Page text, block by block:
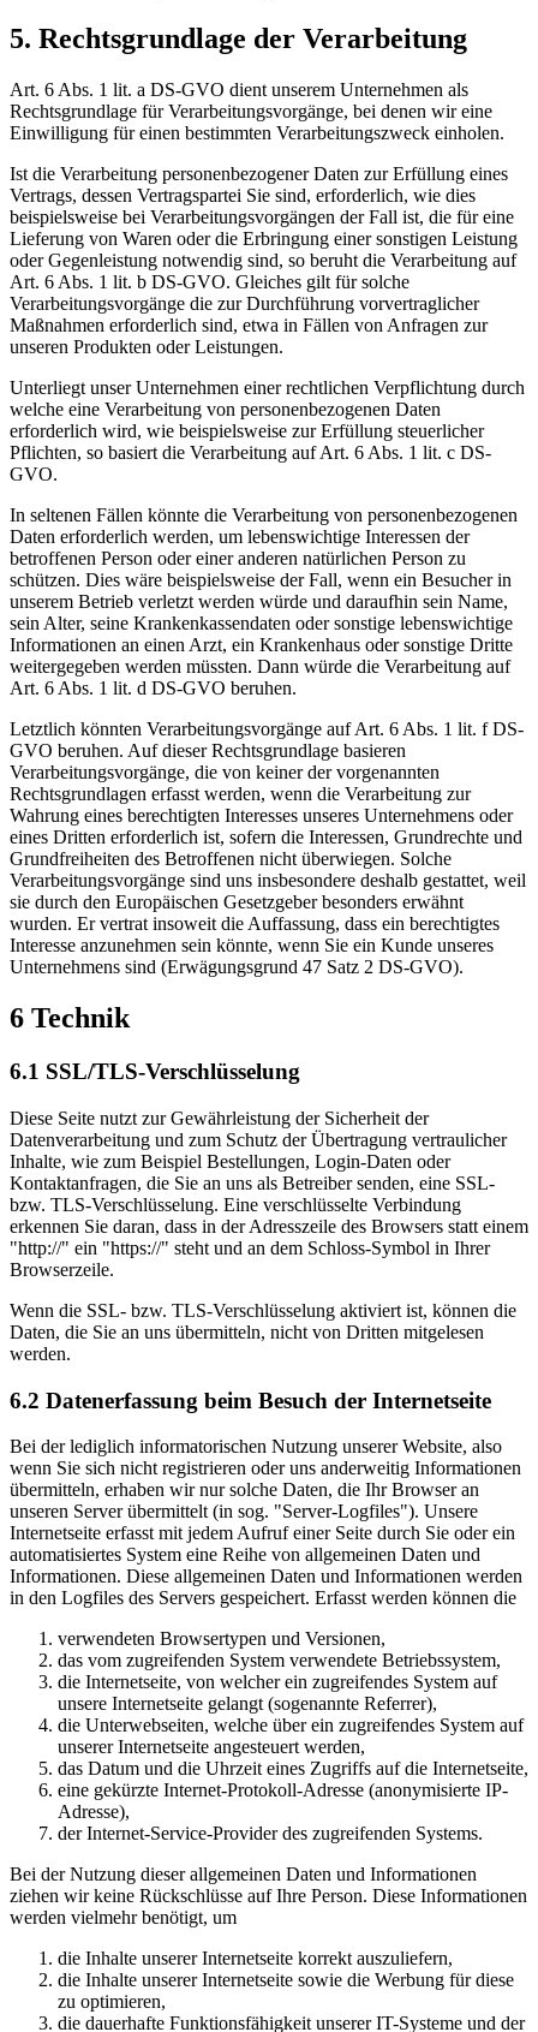
5. Rechtsgrundlage der Verarbeitung
Art. 6 Abs. 1 lit. a DS-GVO dient unserem Unternehmen als
Rechtsgrundlage für Verarbeitungsvorgänge, bei denen wir eine
Einwilligung für einen bestimmten Verarbeitungszweck einholen.
Ist die Verarbeitung personenbezogener Daten zur Erfüllung eines
Vertrags, dessen Vertragspartei Sie sind, erforderlich, wie dies
beispielsweise bei Verarbeitungsvorgängen der Fall ist, die für eine
Lieferung von Waren oder die Erbringung einer sonstigen Leistung
oder Gegenleistung notwendig sind, so beruht die Verarbeitung auf
Art. 6 Abs. 1 lit. b DS-GVO. Gleiches gilt für solche
Verarbeitungsvorgänge die zur Durchführung vorvertraglicher
Maßnahmen erforderlich sind, etwa in Fällen von Anfragen zur
unseren Produkten oder Leistungen.
Unterliegt unser Unternehmen einer rechtlichen Verpflichtung durch
welche eine Verarbeitung von personenbezogenen Daten
erforderlich wird, wie beispielsweise zur Erfüllung steuerlicher
Pflichten, so basiert die Verarbeitung auf Art. 6 Abs. 1 lit. c DS-
GVO.
In seltenen Fällen könnte die Verarbeitung von personenbezogenen
Daten erforderlich werden, um lebenswichtige Interessen der
betroffenen Person oder einer anderen natürlichen Person zu
schützen. Dies wäre beispielsweise der Fall, wenn ein Besucher in
unserem Betrieb verletzt werden würde und daraufhin sein Name,
sein Alter, seine Krankenkassendaten oder sonstige lebenswichtige
Informationen an einen Arzt, ein Krankenhaus oder sonstige Dritte
weitergegeben werden müssten. Dann würde die Verarbeitung auf
Art. 6 Abs. 1 lit. d DS-GVO beruhen.
Letztlich könnten Verarbeitungsvorgänge auf Art. 6 Abs. 1 lit. f DS-
GVO beruhen. Auf dieser Rechtsgrundlage basieren
Verarbeitungsvorgänge, die von keiner der vorgenannten
Rechtsgrundlagen erfasst werden, wenn die Verarbeitung zur
Wahrung eines berechtigten Interesses unseres Unternehmens oder
eines Dritten erforderlich ist, sofern die Interessen, Grundrechte und
Grundfreiheiten des Betroffenen nicht überwiegen. Solche
Verarbeitungsvorgänge sind uns insbesondere deshalb gestattet, weil
sie durch den Europäischen Gesetzgeber besonders erwähnt
wurden. Er vertrat insoweit die Auffassung, dass ein berechtigtes
Interesse anzunehmen sein könnte, wenn Sie ein Kunde unseres
Unternehmens sind (Erwägungsgrund 47 Satz 2 DS-GVO).
6 Technik
6.1 SSL/TLS-Verschlüsselung
Diese Seite nutzt zur Gewährleistung der Sicherheit der
Datenverarbeitung und zum Schutz der Übertragung vertraulicher
Inhalte, wie zum Beispiel Bestellungen, Login-Daten oder
Kontaktanfragen, die Sie an uns als Betreiber senden, eine SSL-
bzw. TLS-Verschlüsselung. Eine verschlüsselte Verbindung
erkennen Sie daran, dass in der Adresszeile des Browsers statt einem
"http://" ein "https://" steht und an dem Schloss-Symbol in Ihrer
Browserzeile.
Wenn die SSL- bzw. TLS-Verschlüsselung aktiviert ist, können die
Daten, die Sie an uns übermitteln, nicht von Dritten mitgelesen
werden.
6.2 Datenerfassung beim Besuch der Internetseite
Bei der lediglich informatorischen Nutzung unserer Website, also
wenn Sie sich nicht registrieren oder uns anderweitig Informationen
übermitteln, erhaben wir nur solche Daten, die Ihr Browser an
unseren Server übermittelt (in sog. "Server-Logfiles"). Unsere
Internetseite erfasst mit jedem Aufruf einer Seite durch Sie oder ein
automatisiertes System eine Reihe von allgemeinen Daten und
Informationen. Diese allgemeinen Daten und Informationen werden
in den Logfiles des Servers gespeichert. Erfasst werden können die
verwendeten Browsertypen und Versionen,
das vom zugreifenden System verwendete Betriebssystem,
die Internetseite, von welcher ein zugreifendes System auf
unsere Internetseite gelangt (sogenannte Referrer),
die Unterwebseiten, welche über ein zugreifendes System auf
unserer Internetseite angesteuert werden,
das Datum und die Uhrzeit eines Zugriffs auf die Internetseite,
eine gekürzte Internet-Protokoll-Adresse (anonymisierte IP-
Adresse),
der Internet-Service-Provider des zugreifenden Systems.
Bei der Nutzung dieser allgemeinen Daten und Informationen
ziehen wir keine Rückschlüsse auf Ihre Person. Diese Informationen
werden vielmehr benötigt, um
die Inhalte unserer Internetseite korrekt auszuliefern,
die Inhalte unserer Internetseite sowie die Werbung für diese
zu optimieren,
die dauerhafte Funktionsfähigkeit unserer IT-Systeme und der